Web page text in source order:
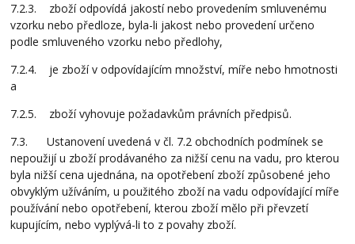
7.2.3. zboží odpovídá jakostí nebo provedením smluvenému
vzorku nebo předloze, byla-li jakost nebo provedení určeno
podle smluveného vzorku nebo předlohy,
7.2.4. je zboží v odpovídajícím množství, míře nebo hmotnosti
a
7.2.5. zboží vyhovuje požadavkům právních předpisů.
7.3. Ustanovení uvedená v čl. 7.2 obchodních podmínek se
nepoužijí u zboží prodávaného za nižší cenu na vadu, pro kterou
byla nižší cena ujednána, na opotřebení zboží způsobené jeho
obvyklým užíváním, u použitého zboží na vadu odpovídající míře
používání nebo opotřebení, kterou zboží mělo při převzetí
kupujícím, nebo vyplývá-li to z povahy zboží.